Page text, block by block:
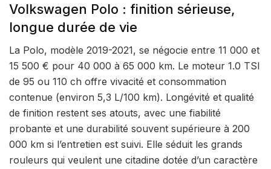
Volkswagen Polo : finition sérieuse,
longue durée de vie
La Polo, modèle 2019-2021, se négocie entre 11 000 et
15 500 € pour 40 000 à 65 000 km. Le moteur 1.0 TSI
de 95 ou 110 ch offre vivacité et consommation
contenue (environ 5,3 L/100 km). Longévité et qualité
de finition restent ses atouts, avec une fiabilité
probante et une durabilité souvent supérieure à 200
000 km si l’entretien est suivi. Elle séduit les grands
rouleurs qui veulent une citadine dotée d’un caractère